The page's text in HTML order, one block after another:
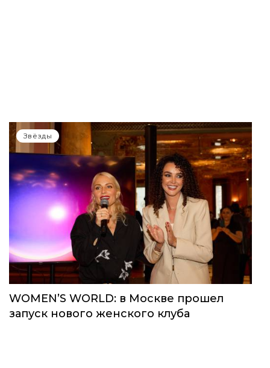
Звёзды
WOMEN’S WORLD: в Москве прошел
запуск нового женского клуба